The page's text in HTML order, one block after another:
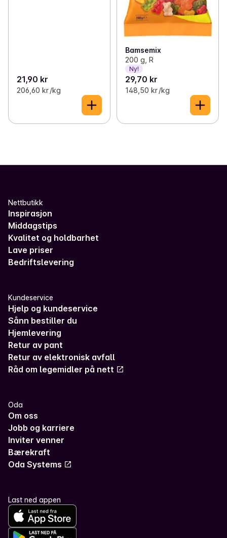
21,90 kr
206,60 kr /kg
Bamsemix
200 g, R
Ny!
29,70 kr
148,50 kr /kg
Nettbutikk
Inspirasjon
Middagstips
Kvalitet og holdbarhet
Lave priser
Bedriftslevering
Kundeservice
Hjelp og kundeservice
Sånn bestiller du
Hjemlevering
Retur av pant
Retur av elektronisk avfall
Råd om legemidler på nett
Oda
Om oss
Jobb og karriere
Inviter venner
Bærekraft
Oda Systems
Last ned appen